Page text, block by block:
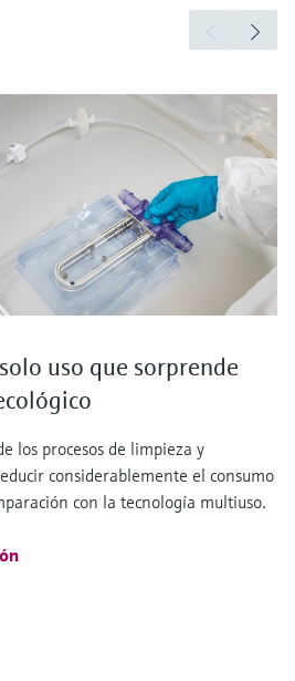
uso que sorprende
los procesos de limpieza y
considerablemente el consumo
con la tecnología multiuso.